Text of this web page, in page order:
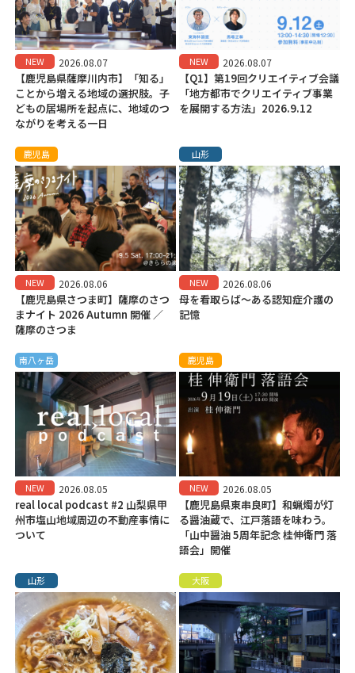
NEW 2026.08.07
【鹿児島県薩摩川内市】「知る」
ことから増える地域の選択肢。子
どもの居場所を起点に、地域のつ
ながりを考える一日
NEW 2026.08.07
【Q1】第19回クリエイティブ会議
「地方都市でクリエイティブ事業
を展開する方法」2026.9.12
鹿児島
NEW 2026.08.06
【鹿児島県さつま町】薩摩のさつ
まナイト 2026 Autumn 開催 ／
薩摩のさつま
山形
NEW 2026.08.06
母を看取らば～ある認知症介護の
記憶
南八ヶ岳
NEW 2026.08.05
real local podcast #2 山梨県甲
州市塩山地域周辺の不動産事情に
ついて
鹿児島
NEW 2026.08.05
【鹿児島県東串良町】和蝋燭が灯
る醤油蔵で、江戸落語を味わう。
「山中醤油 5周年記念 桂伸衛門 落
語会」開催
山形 大阪